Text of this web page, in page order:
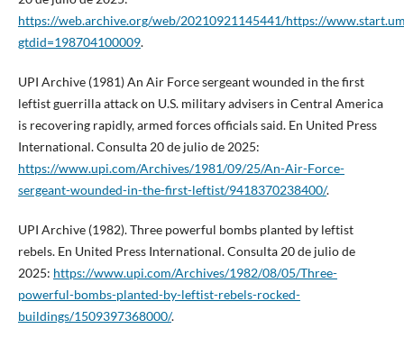
https://web.archive.org/web/20210921145441/https://
gtdid=198704100009.
UPI Archive (1981) An Air Force sergeant wounded in the first
leftist guerrilla attack on U.S. military advisers in Central America
is recovering rapidly, armed forces officials said. En United Press
International. Consulta 20 de julio de 2025:
https://www.upi.com/Archives/1981/09/25/An-Air-Force-
sergeant-wounded-in-the-first-leftist/9418370238400/.
UPI Archive (1982). Three powerful bombs planted by leftist
rebels. En United Press International. Consulta 20 de julio de
2025: https://www.upi.com/Archives/1982/08/05/Three-
powerful-bombs-planted-by-leftist-rebels-rocked-
buildings/1509397368000/.